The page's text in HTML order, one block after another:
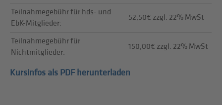
Teilnahmegebühr für hds- und
EbK-Mitglieder:
52,50€ zzgl. 22% MwSt
Teilnahmegebühr für
Nichtmitglieder:
150,00€ zzgl. 22% MwSt
Kursinfos als PDF herunterladen